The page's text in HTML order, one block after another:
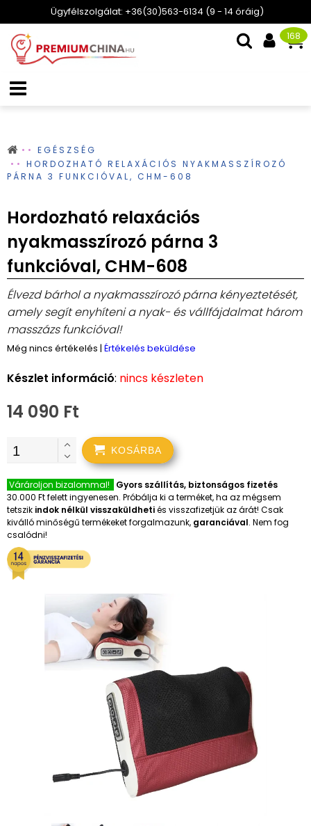
Ügyfélszolgálat: +36(30)563-6134 (9 - 14 óráig)
168
EGÉSZSÉG
HORDOZHATÓ RELAXÁCIÓS NYAKMASSZÍROZÓ
PÁRNA 3 FUNKCIÓVAL, CHM-608
Hordozható relaxációs
nyakmasszírozó párna 3
funkcióval, CHM-608
Élvezd bárhol a nyakmasszírozó párna kényeztetését,
amely segít enyhíteni a nyak- és vállfájdalmat három
masszázs funkcióval!
Még nincs értékelés | Értékelés beküldése
Készlet információ: nincs készleten
14 090 Ft
KOSÁRBA
Várároljon bizalommal!
Gyors szállítás, biztonságos fizetés
30.000 Ft felett ingyenesen. Próbálja ki a terméket, ha az mégsem
tetszik indok nélkül visszaküldhetiés visszafizetjük az árát! Csak
kiválló minőségű termékeket forgalmazunk, garanciával. Nem fog
csalódni!